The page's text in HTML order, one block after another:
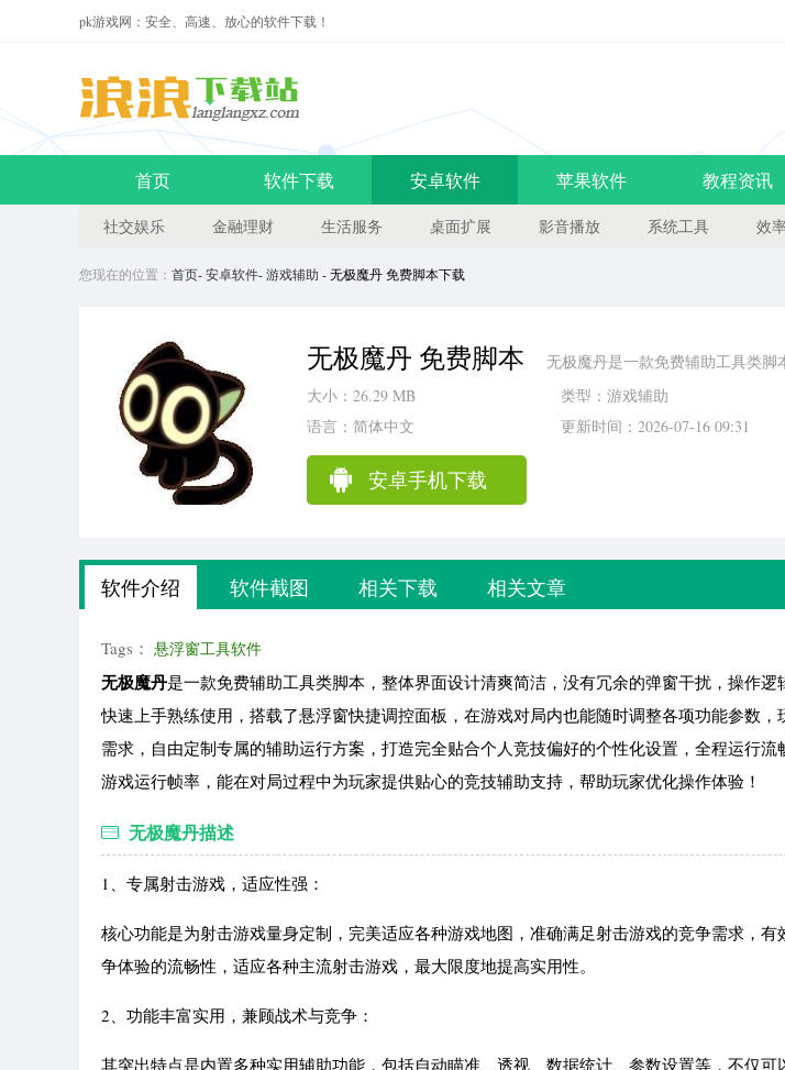
pk游戏网：安全、高速、放心的软件下载！
首页 软件下载 安卓软件 苹果软件 教程资讯
社交娱乐 金融理财 生活服务 桌面扩展 影音播放 系统工具 效
您现在的位置： 首页-安卓软件-游戏辅助 - 无极魔丹 免费脚本下载
无极魔丹 免费脚本
无极魔丹是一款免费辅助工具类脚
大小：26.29 MB
类型：游戏辅助
语言：简体中文
更新时间：2026-07-16 09:31
安卓手机下载
软件介绍 软件截图 相关下载 相关文章
Tags： 悬浮窗工具软件
无极魔丹是一款免费辅助工具类脚本，整体界面设计清爽简洁，没有冗余的弹窗干扰，操作
快速上手熟练使用，搭载了悬浮窗快捷调控面板，在游戏对局内也能随时调整各项功能参数
需求，自由定制专属的辅助运行方案，打造完全贴合个人竞技偏好的个性化设置，全程运行
游戏运行帧率，能在对局过程中为玩家提供贴心的竞技辅助支持，帮助玩家优化操作体验！
无极魔丹描述
1、专属射击游戏，适应性强：
核心功能是为射击游戏量身定制，完美适应各种游戏地图，准确满足射击游戏的竞争需求，
争体验的流畅性，适应各种主流射击游戏，最大限度地提高实用性。
2、功能丰富实用，兼顾战术与竞争：
其突出特点是内置多种实用辅助功能，包括自动瞄准、透视、数据统计、参数设置等，不仅可